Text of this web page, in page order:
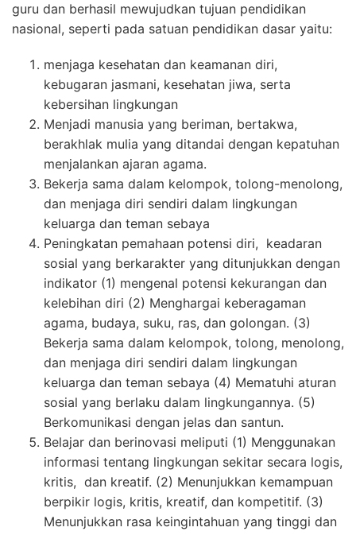
guru dan berhasil mewujudkan tujuan pendidikan
nasional, seperti pada satuan pendidikan dasar yaitu:
menjaga kesehatan dan keamanan diri,
kebugaran jasmani, kesehatan jiwa, serta
kebersihan lingkungan
Menjadi manusia yang beriman, bertakwa,
berakhlak mulia yang ditandai dengan kepatuhan
menjalankan ajaran agama.
Bekerja sama dalam kelompok, tolong-menolong,
dan menjaga diri sendiri dalam lingkungan
keluarga dan teman sebaya
Peningkatan pemahaan potensi diri, keadaran
sosial yang berkarakter yang ditunjukkan dengan
indikator (1) mengenal potensi kekurangan dan
kelebihan diri (2) Menghargai keberagaman
agama, budaya, suku, ras, dan golongan. (3)
Bekerja sama dalam kelompok, tolong, menolong,
dan menjaga diri sendiri dalam lingkungan
keluarga dan teman sebaya (4) Mematuhi aturan
sosial yang berlaku dalam lingkungannya. (5)
Berkomunikasi dengan jelas dan santun.
Belajar dan berinovasi meliputi (1) Menggunakan
informasi tentang lingkungan sekitar secara logis,
kritis, dan kreatif. (2) Menunjukkan kemampuan
berpikir logis, kritis, kreatif, dan kompetitif. (3)
Menunjukkan rasa keingintahuan yang tinggi dan